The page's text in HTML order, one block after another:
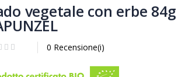
vegetale con erbe 84g
0 Recensione(i)